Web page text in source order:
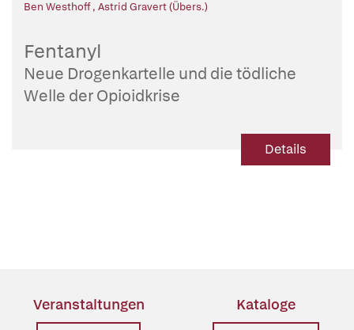
Ben Westhoff, Astrid Gravert (Übers.)
Fentanyl
Neue Drogenkartelle und die tödliche
Welle der Opioidkrise
Details
Veranstaltungen Kataloge